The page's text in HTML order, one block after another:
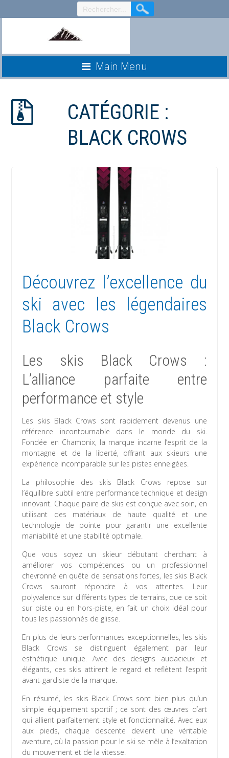
au
Main Menu
CATÉGORIE :
BLACK CROWS
Découvrez l’excellence du
ski avec les légendaires
Black Crows
Les skis Black Crows :
L’alliance parfaite entre
performance et style
Les skis Black Crows sont rapidement devenus une
référence incontournable dans le monde du ski.
Fondée en Chamonix, la marque incarne l’esprit de la
montagne et de la liberté, offrant aux skieurs une
expérience incomparable sur les pistes enneigées.
La philosophie des skis Black Crows repose sur
l’équilibre subtil entre performance technique et design
innovant. Chaque paire de skis est conçue avec soin, en
utilisant des matériaux de haute qualité et une
technologie de pointe pour garantir une excellente
maniabilité et une stabilité optimale.
Que vous soyez un skieur débutant cherchant à
améliorer vos compétences ou un professionnel
chevronné en quête de sensations fortes, les skis Black
Crows sauront répondre à vos attentes. Leur
polyvalence sur différents types de terrains, que ce soit
sur piste ou en hors-piste, en fait un choix idéal pour
tous les passionnés de glisse.
En plus de leurs performances exceptionnelles, les skis
Black Crows se distinguent également par leur
esthétique unique. Avec des designs audacieux et
élégants, ces skis attirent le regard et reflètent l’esprit
avant-gardiste de la marque.
En résumé, les skis Black Crows sont bien plus qu’un
simple équipement sportif ; ce sont des œuvres d’art
qui allient parfaitement style et fonctionnalité. Avec eux
aux pieds, chaque descente devient une véritable
aventure, où la passion pour le ski se mêle à l’exaltation
du mouvement et de la vitesse.